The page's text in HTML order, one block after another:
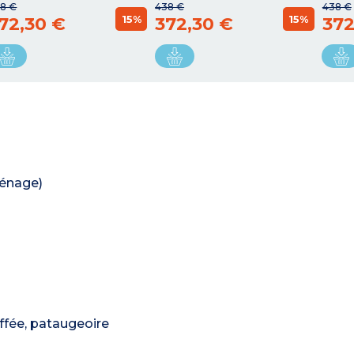
€
€
438 €
15% 372,30 €
438 €
15%
pataugeoire